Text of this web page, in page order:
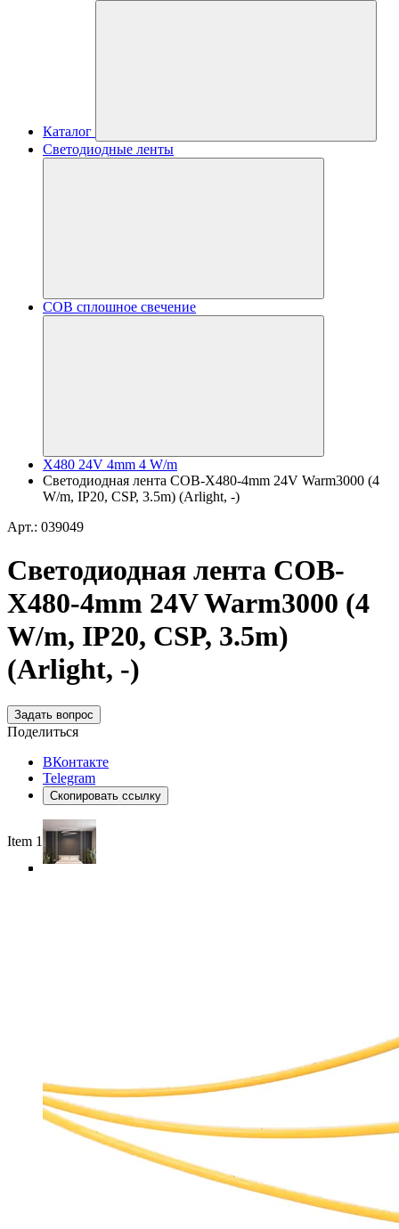
Каталог
Светодиодные ленты
COB сплошное свечение
X480 24V 4mm 4 W/m
Светодиодная лента COB-X480-4mm 24V Warm3000 (4
W/m, IP20, CSP, 3.5m) (Arlight, -)
Арт.: 039049
Светодиодная лента COB-
X480-4mm 24V Warm3000 (4
W/m, IP20, CSP, 3.5m)
(Arlight, -)
Задать вопрос
Поделиться
ВКонтакте
Telegram
Скопировать ссылку
Item 1 of 6